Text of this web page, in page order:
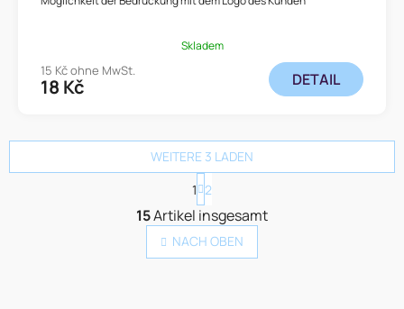
Skladem
15 Kč ohne MwSt.
18 Kč DETAIL
S
t
e
WEITERE 3 LADEN
P
a
g
i
n
1 2
15Artikel insgesamt
NACH OBEN